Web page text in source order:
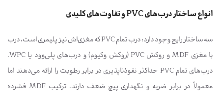
انواع ساختار درب‌های PVC و تفاوت‌های کلیدی
سه ساختار رایج وجود دارد: درب تمام PVC که مغزی‌اش نیز پلیمری است، درب
با مغزی MDF و روکش PVC (روکش وکیوم) و درب‌های پلی‌وود یا WPC.
درب‌های تمام PVC حداکثر نفوذناپذیری در برابر رطوبت را ارائه می‌دهند اما
معمولاً در برابر ضربه و نگهداری پیچ ضعف دارند. ترکیب MDF فشرده